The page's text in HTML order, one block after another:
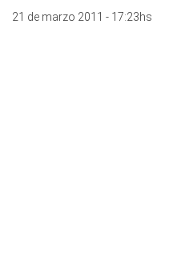
21 de marzo 2011 - 17:23hs